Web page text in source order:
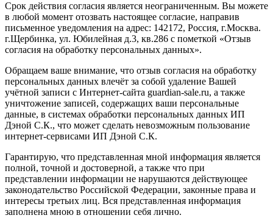
Срок действия согласия является неограниченным. Вы можете
в любой момент отозвать настоящее согласие, направив
письменное уведомления на адрес: 142172, Россия, г.Москва.
г.Щербинка, ул. Юбилейная д.3, кв.286 с пометкой «Отзыв
согласия на обработку персональных данных».
Обращаем ваше внимание, что отзыв согласия на обработку
персональных данных влечёт за собой удаление Вашей
учётной записи с Интернет-сайта guardian-sale.ru, а также
уничтожение записей, содержащих ваши персональные
данные, в системах обработки персональных данных ИП
Дэной С.К., что может сделать невозможным пользование
интернет-сервисами ИП Дэной С.К.
Гарантирую, что представленная мной информация является
полной, точной и достоверной, а также что при
представлении информации не нарушаются действующее
законодательство Российской Федерации, законные права и
интересы третьих лиц. Вся представленная информация
заполнена мною в отношении себя лично.